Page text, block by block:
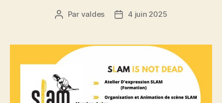
Auteur
Par valdes
Date4 juin 2025